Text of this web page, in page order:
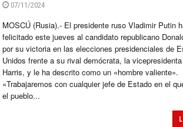
07/11/2024
MOSCÚ (Rusia).- El presidente ruso Vladimir Putin
felicitado este jueves al candidato republicano
por su victoria en las elecciones presidenciales de
Unidos frente a su rival demócrata, la
Harris, y le ha descrito como un «hombre valiente».
«Trabajaremos con cualquier jefe de Estado en el
el pueblo...